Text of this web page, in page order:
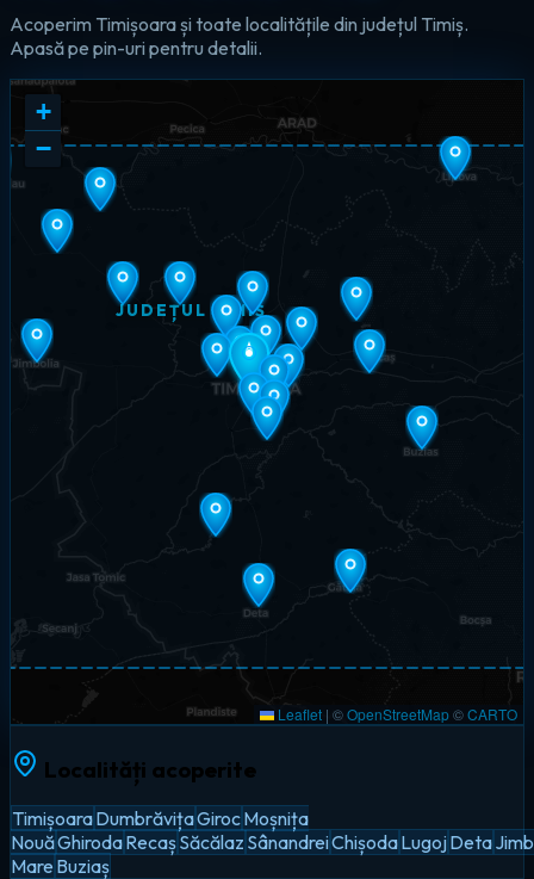
Acoperim Timișoara și toate localitățile din județul Timiș.
Apasă pe pin-uri pentru detalii.
JUDEȚUL TIMIȘ
+
−
Leaflet | ©OpenStreetMap©CARTO
Localități acoperite
TimișoaraDumbrăvițaGirocMoșnița
NouăGhirodaRecașSăcălaz SânandreiChișodaLugojDeta
Mare Buziaș